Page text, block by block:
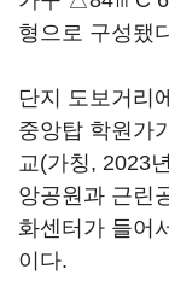
형으로 구성됐
단지 도보거리
중앙탑 학원가
교(가칭, 2023
앙공원과 근린
화센터가 들어
이다.